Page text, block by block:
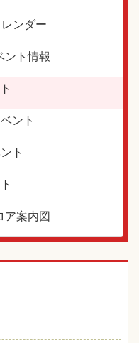
ンダー
ント情報
ント
ト
ア案内図